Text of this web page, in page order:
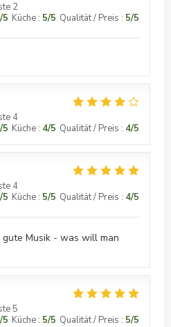
2
/5 Küche : 5/5 Qualität / Preis : 5/5
4
/5 Küche : 4/5 Qualität / Preis : 4/5
4
/5 Küche : 5/5 Qualität / Preis : 4/5
gute Musik - was will man
5
/5 Küche : 5/5 Qualität / Preis : 5/5